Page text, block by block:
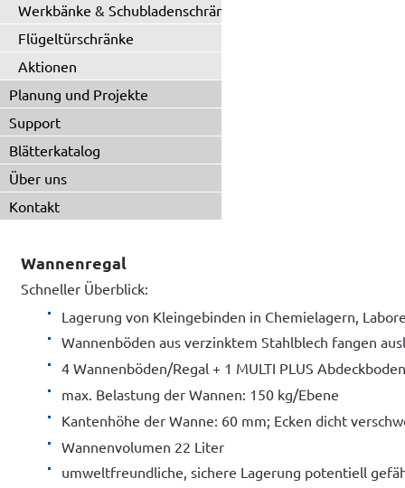
Werkbänke & Schubladenschränke
Flügeltürschränke
Aktionen
Planung und Projekte
Support
Blätterkatalog
Über uns
Kontakt
Wannenregal
Schneller Überblick:
Lagerung von Kleingebinden in Chemielagern,
Wannenböden aus verzinktem Stahlblech fangen
4 Wannenböden/Regal + 1 MULTI PLUS Abdeckboden
max. Belastung der Wannen: 150 kg/Ebene
Kantenhöhe der Wanne: 60 mm; Ecken dicht
Wannenvolumen 22 Liter
umweltfreundliche, sichere Lagerung potentiell